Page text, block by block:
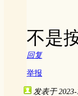
不是
回复
举报
发表于